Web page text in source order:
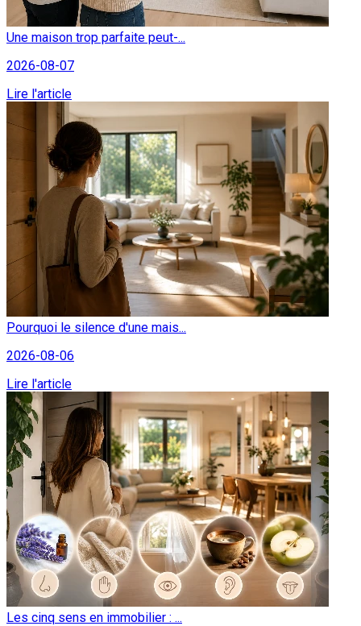
Une maison trop parfaite peut-...
2026-08-07
Lire l'article
Pourquoi le silence d'une mais...
2026-08-06
Lire l'article
Les cinq sens en immobilier : ...